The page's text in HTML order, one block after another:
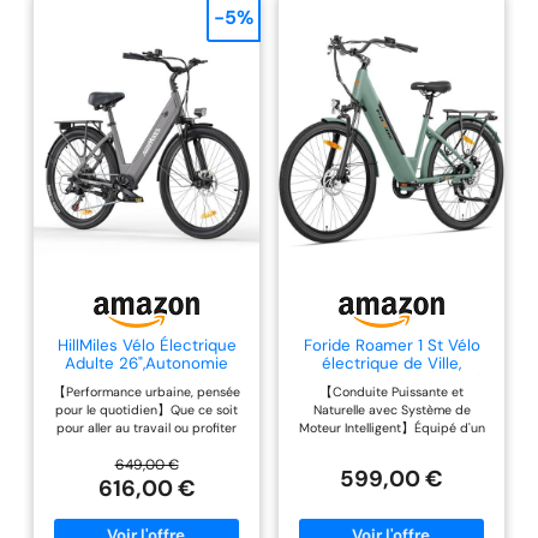
HillMiles Vélo Électrique
Adulte 26",Autonomie
【Performance urbaine, pensée
pour le quotidien】Que ce soit
pour aller au travail ou profiter
electrique adulte atteint une
vitesse maximale de 25 km/h et
propose 5 niveaux d’assistance
combinés à une transmission à 7
649,00 €
616,00 €
-5%
Foride Roamer 1 St Vélo
électrique de Ville,
Autonomie 100KM, 27.5"
Vélos électriques,
Batterie 36V 13Ah, E-Bike
Urbain pour Adulte
(Vert)
【Conduite Puissante et
Naturelle avec Système de
Moteur Intelligent】Équipé d'un
Roamer 1 ST délivre un couple
une accélération dynamique et
599,00 €